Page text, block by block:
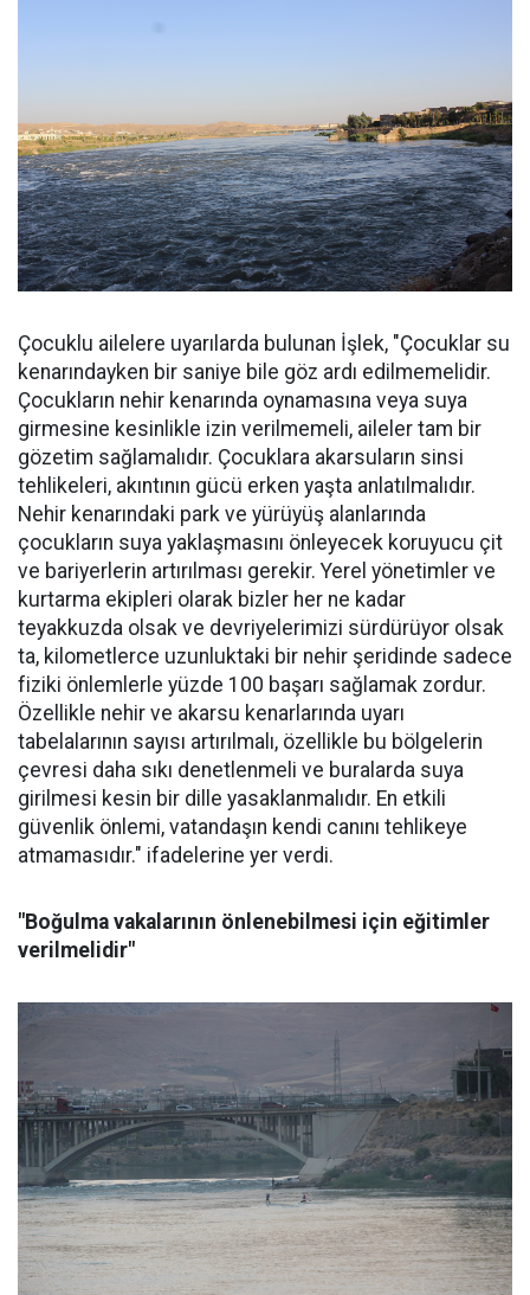
Çocuklu ailelere uyarılarda bulunan İşlek, "Çocuklar su
kenarındayken bir saniye bile göz ardı edilmemelidir.
Çocukların nehir kenarında oynamasına veya suya
girmesine kesinlikle izin verilmemeli, aileler tam bir
gözetim sağlamalıdır. Çocuklara akarsuların sinsi
tehlikeleri, akıntının gücü erken yaşta anlatılmalıdır.
Nehir kenarındaki park ve yürüyüş alanlarında
çocukların suya yaklaşmasını önleyecek koruyucu çit
ve bariyerlerin artırılması gerekir. Yerel yönetimler ve
kurtarma ekipleri olarak bizler her ne kadar
teyakkuzda olsak ve devriyelerimizi sürdürüyor olsak
ta, kilometlerce uzunluktaki bir nehir şeridinde sadece
fiziki önlemlerle yüzde 100 başarı sağlamak zordur.
Özellikle nehir ve akarsu kenarlarında uyarı
tabelalarının sayısı artırılmalı, özellikle bu bölgelerin
çevresi daha sıkı denetlenmeli ve buralarda suya
girilmesi kesin bir dille yasaklanmalıdır. En etkili
güvenlik önlemi, vatandaşın kendi canını tehlikeye
atmamasıdır." ifadelerine yer verdi.
"Boğulma vakalarının önlenebilmesi için eğitimler
verilmelidir"